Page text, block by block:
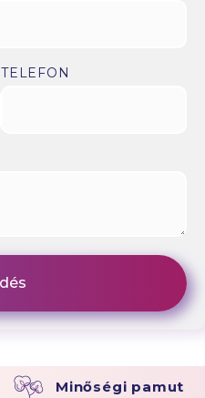
TELEFON
Minőségi pamut